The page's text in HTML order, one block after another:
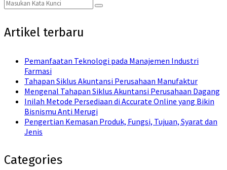
Search
for:
Search
Artikel terbaru
Pemanfaatan Teknologi pada Manajemen Industri
Farmasi
Tahapan Siklus Akuntansi Perusahaan Manufaktur
Mengenal Tahapan Siklus Akuntansi Perusahaan Dagang
Inilah Metode Persediaan di Accurate Online yang Bikin
Bisnismu Anti Merugi
Pengertian Kemasan Produk, Fungsi, Tujuan, Syarat dan
Jenis
Categories